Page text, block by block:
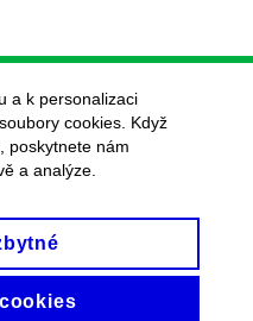
a k personalizaci
cookies. Když
poskytnete nám
a analýze.